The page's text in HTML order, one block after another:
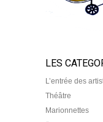
LES
L’entrée des
Théâtre
Marionnettes